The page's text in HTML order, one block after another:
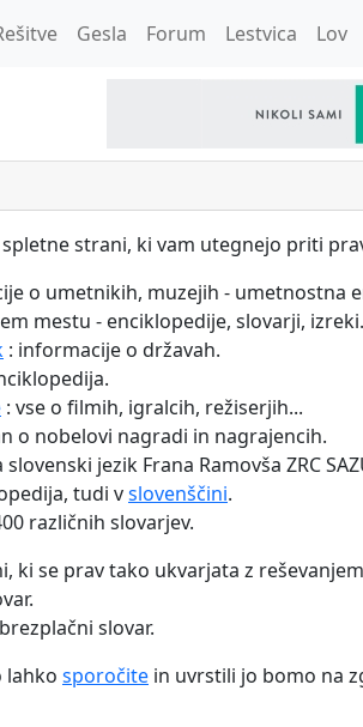
Gesla Forum Lestvica Lov
strani, ki vam utegnejo priti
o umetnikih, muzejih - umetnostna
mestu - enciklopedije, slovarji,
: informacije o državah.
: vse o filmih, igralcih, režiserjih...
o nobelovi nagradi in nagrajencih.
jezik Frana Ramovša ZRC
tudi vslovenščini.
različnih slovarjev.
ki se prav tako ukvarjata z
slovar.
lahko sporočite in uvrstili jo bomo na